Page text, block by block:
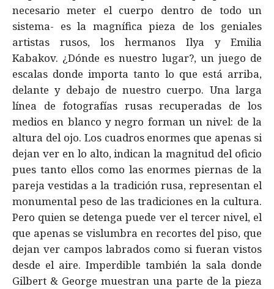
necesario meter el cuerpo dentro de todo un
sistema- es la magnífica pieza de los geniales
artistas rusos, los hermanos Ilya y Emilia
Kabakov. ¿Dónde es nuestro lugar?, un juego de
escalas donde importa tanto lo que está arriba,
delante y debajo de nuestro cuerpo. Una larga
línea de fotografías rusas recuperadas de los
medios en blanco y negro forman un nivel: de la
altura del ojo. Los cuadros enormes que apenas si
dejan ver en lo alto, indican la magnitud del oficio
pues tanto ellos como las enormes piernas de la
pareja vestidas a la tradición rusa, representan el
monumental peso de las tradiciones en la cultura.
Pero quien se detenga puede ver el tercer nivel, el
que apenas se vislumbra en recortes del piso, que
dejan ver campos labrados como si fueran vistos
desde el aire. Imperdible también la sala donde
Gilbert & George muestran una parte de la pieza